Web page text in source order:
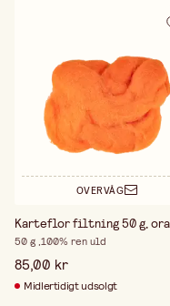
OVERVÅG
Karteflor filtning 50 g,
50 g ,100% ren uld
85,00 kr
Midlertidigt udsolgt